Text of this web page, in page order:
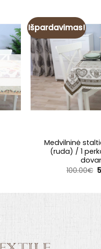
Išpardavimas!
Medvilninė
(ruda) / 1
100.00€